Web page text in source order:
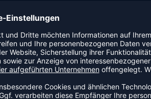
GELD-ZURÜCK-GARANTIE